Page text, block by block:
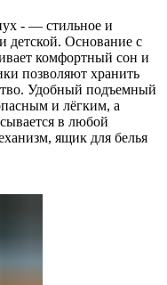
- — стильное и
детской. Основание с
комфортный сон и
позволяют хранить
Удобный подъемный
и лёгким, а
в любой
ящик для белья